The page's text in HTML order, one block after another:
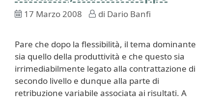
17 Marzo 2008 di Dario Banfi
Pare che dopo la flessibilità, il tema dominante
sia quello della produttività e che questo sia
irrimediabilmente legato alla contrattazione di
secondo livello e dunque alla parte di
retribuzione variabile associata ai risultati. A